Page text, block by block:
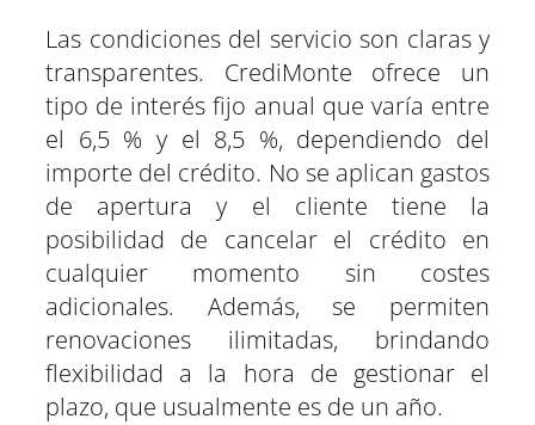
Las condiciones del servicio son claras y
transparentes. CrediMonte ofrece un
tipo de interés fijo anual que varía entre
el 6,5 % y el 8,5 %, dependiendo del
importe del crédito. No se aplican gastos
de apertura y el cliente tiene la
posibilidad de cancelar el crédito en
cualquier momento sin costes
adicionales. Además, se permiten
renovaciones ilimitadas, brindando
flexibilidad a la hora de gestionar el
plazo, que usualmente es de un año.